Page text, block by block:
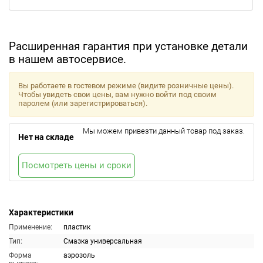
Расширенная гарантия при установке детали
в нашем автосервисе.
Характеристики
Применение:
пластик
Тип:
Смазка универсальная
Форма
аэрозоль
Вы работаете в гостевом режиме (видите розничные цены).
Чтобы увидеть свои цены, вам нужно войти под своим
паролем (или зарегистрироваться).
Нет на складе
Мы можем привезти данный товар под заказ.
Посмотреть цены и сроки